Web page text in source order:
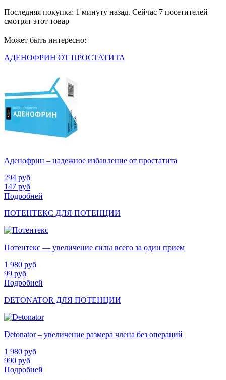
Последняя покупка: 1 минуту назад. Сейчас 7 посетителей
смотрят этот товар
Может быть интересно:
АДЕНОФРИН ОТ ПРОСТАТИТА
Аденофрин – надежное избавление от простатита
294 руб
147 руб
Подробней
ПОТЕНТЕКС ДЛЯ ПОТЕНЦИИ
Потентекс — увеличение силы всего за один прием
1 980 руб
99 руб
Подробней
DETONATOR ДЛЯ ПОТЕНЦИИ
Detonator – увеличение размера члена без операций
1 980 руб
990 руб
Подробней